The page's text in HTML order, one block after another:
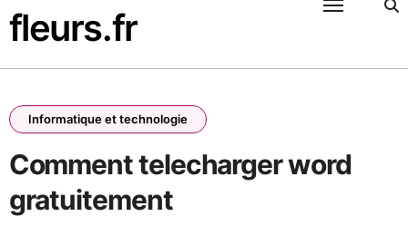
fleurs.fr
Informatique et technologie
Comment telecharger word
gratuitement